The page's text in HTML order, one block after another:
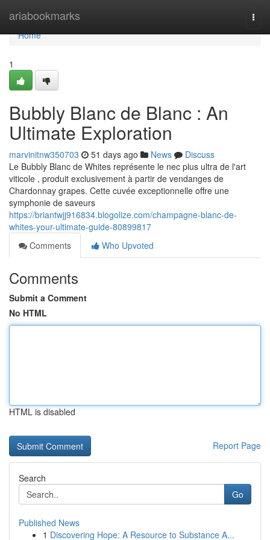
ariabookmarks
Home
Home
1
Bubbly Blanc de Blanc : An
Ultimate Exploration
marvinitnw350703 51 days ago News
Discuss
Le Bubbly Blanc de Whites représente le nec plus ultra de l'art
viticole , produit exclusivement à partir de vendanges de
Chardonnay grapes. Cette cuvée exceptionnelle offre une
symphonie de saveurs
https://briantwjj916834.blogolize.com/champagne-blanc-de-
whites-your-ultimate-guide-80899817
Comments
Who Upvoted
Comments
Submit a Comment
No HTML
HTML is disabled
Report Page
Search
Go
Published News
1 Discovering Hope: A Resource to Substance A...